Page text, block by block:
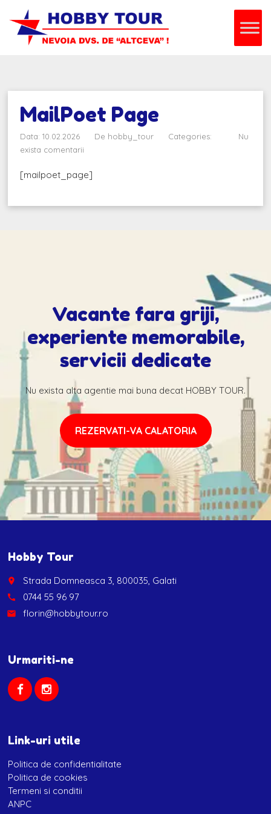
MailPoet Page
Data: 10.02.2026 De hobby_tour Categories:
Nu
exista comentarii
[mailpoet_page]
Vacante fara griji,
experiente memorabile,
servicii dedicate
Nu exista alta agentie mai buna decat HOBBY TOUR.
REZERVATI-VA CALATORIA
Hobby Tour
place Strada Domneasca 3, 800035, Galati
call 0744 55 96 97
email florin@hobbytour.ro
Urmariti-ne
Link-uri utile
Politica de confidentialitate
Politica de cookies
Termeni si conditii
ANPC